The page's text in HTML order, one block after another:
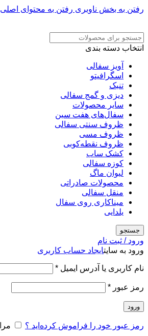
رفتن به بخش ناوبری رفتن به محتوای اصلی
انتخاب دسته بندی
آویز سفالی
اسگرافیتو
تنبک
دیزی و گمج سفالی
سایر محصولات
سفال‌های هفت‌ سین
ظروف سنتی سفالی
ظروف مسی
ظروف نقطه‌کوبی
کشک ساب
کوزه سفالی
لیوان ماگ
محصولات صادراتی
منقل سفالی
میناکاری روی سفال
یلدایی
جستجو
ورود / ثبت نام
ورود به سایتایجاد حساب کاربری
نام کاربری یا آدرس ایمیل *الزامی
رمز عبور *الزامی
ورود
رمز عبور خود را فراموش کرده‌اید ؟